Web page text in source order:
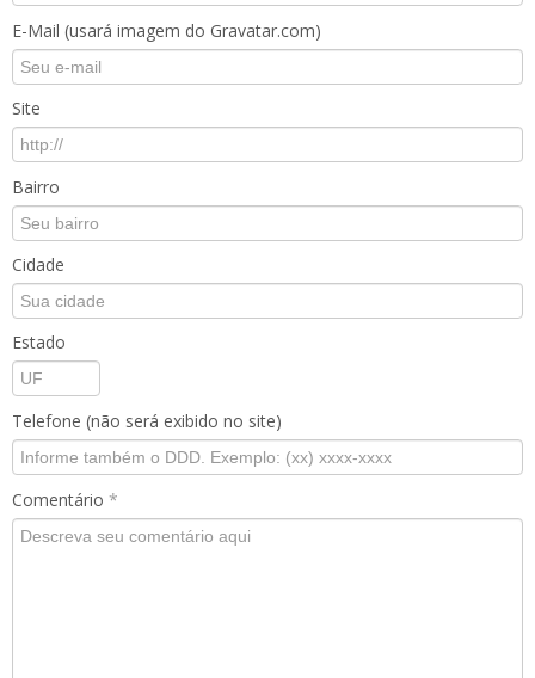
E-Mail (usará imagem do Gravatar.com)
Site
Bairro
Cidade
Estado
Telefone (não será exibido no site)
Comentário *